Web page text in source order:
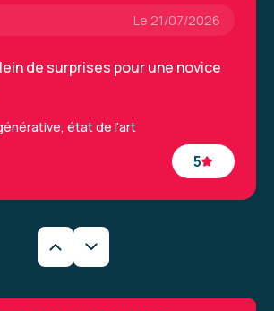
fondamentaux
Le 21/07/2026
5
de surprises pour une novice
état de l'art
très intéressantes qui a permis